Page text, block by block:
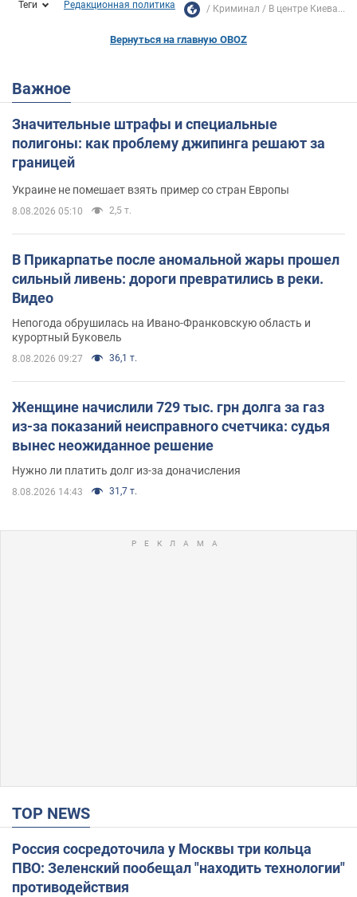
Теги Редакционная политика Криминал В центре Киева...
Вернуться на главную OBOZ
Важное
Значительные штрафы и специальные
полигоны: как проблему джипинга решают за
границей
Украине не помешает взять пример со стран Европы
8.08.2026 05:10 2,5 т.
В Прикарпатье после аномальной жары прошел
сильный ливень: дороги превратились в реки.
Видео
Непогода обрушилась на Ивано-Франковскую область и
курортный Буковель
8.08.2026 09:27 36,1 т.
Женщине начислили 729 тыс. грн долга за газ
из-за показаний неисправного счетчика: судья
вынес неожиданное решение
Нужно ли платить долг из-за доначисления
8.08.2026 14:43 31,7 т.
TOP NEWS
Россия сосредоточила у Москвы три кольца
ПВО: Зеленский пообещал "находить технологии"
противодействия